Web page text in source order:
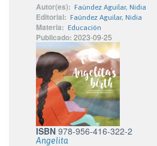
Autor(es): Faúndez Aguilar, Nidia
Editorial: Faúndez Aguilar, Nidia
Materia: Educación
Publicado: 2023-09-25
ISBN 978-956-416-322-2
Angelita